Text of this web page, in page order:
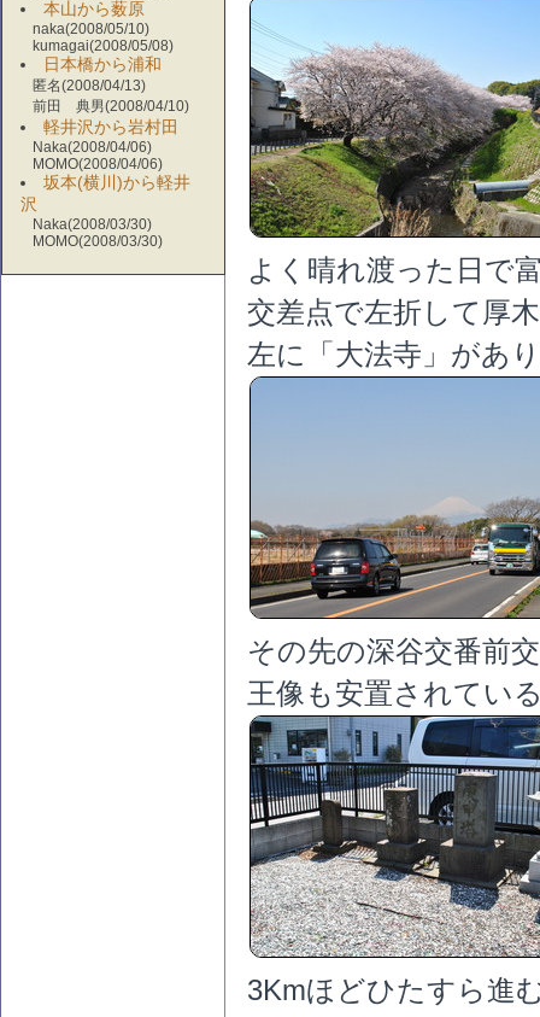
よく晴れ渡った日で
交差点で左折して厚
左に「大法寺」があ
その先の深谷交番前
王像も安置されてい
3Kmほどひたすら進
本山から薮原
naka(2008/05/10)
kumagai(2008/05/08)
日本橋から浦和
匿名(2008/04/13)
前田 典男(2008/04/10)
軽井沢から岩村田
Naka(2008/04/06)
MOMO(2008/04/06)
坂本(横川)から軽井
沢
Naka(2008/03/30)
MOMO(2008/03/30)